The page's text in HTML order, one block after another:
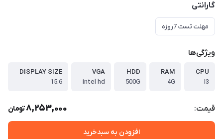
گارانتی
مهلت تست 7روزه
ویژگی‌ها
CPU
I3
RAM
4G
HDD
500G
VGA
intel hd
DISPLAY SIZE
15.6
قیمت: 8,253,000تومان
افزودن به سبدخرید